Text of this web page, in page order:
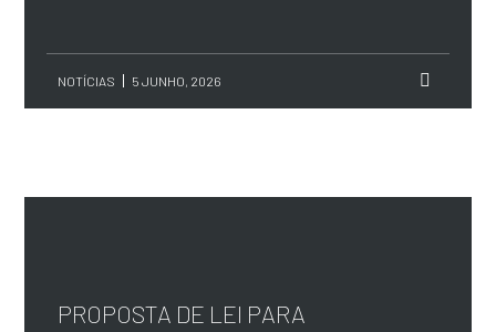
NOTÍCIAS 5 JUNHO, 2026
PROPOSTA DE LEI PARA